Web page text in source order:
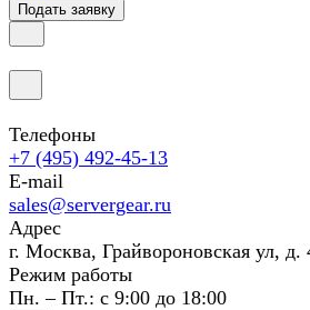
Подать заявку
Телефоны
+7 (495) 492-45-13
E-mail
sales@servergear.ru
Адрес
г. Москва, Грайвороновская ул,
Режим работы
Пн. – Пт.: с 9:00 до 18:00